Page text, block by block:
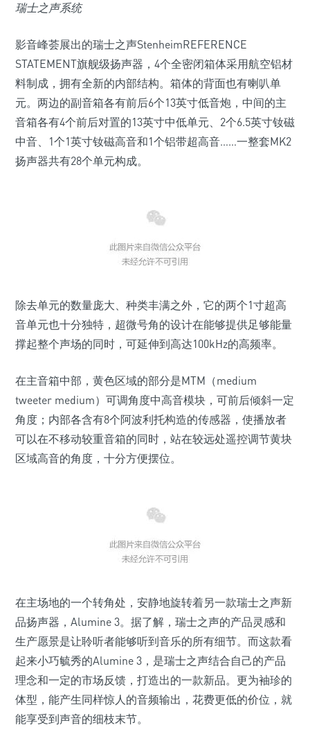
瑞士之声系统
影音峰荟展出的瑞士之声StenheimREFERENCE
STATEMENT旗舰级扬声器，4个全密闭箱体采用航空铝材
料制成，拥有全新的内部结构。箱体的背面也有喇叭单
元。两边的副音箱各有前后6个13英寸低音炮，中间的主
音箱各有4个前后对置的13英寸中低单元、2个6.5英寸钕磁
中音、1个1英寸钕磁高音和1个铝带超高音……一整套MK2
扬声器共有28个单元构成。
除去单元的数量庞大、种类丰满之外，它的两个1寸超高
音单元也十分独特，超微号角的设计在能够提供足够能量
撑起整个声场的同时，可延伸到高达100kHz的高频率。
在主音箱中部，黄色区域的部分是MTM（medium
tweeter medium）可调角度中高音模块，可前后倾斜一定
角度；内部各含有8个阿波利托构造的传感器，使播放者
可以在不移动较重音箱的同时，站在较远处遥控调节黄块
区域高音的角度，十分方便摆位。
在主场地的一个转角处，安静地旋转着另一款瑞士之声新
品扬声器，Alumine 3。据了解，瑞士之声的产品灵感和
生产愿景是让聆听者能够听到音乐的所有细节。而这款看
起来小巧毓秀的Alumine 3，是瑞士之声结合自己的产品
理念和一定的市场反馈，打造出的一款新品。更为袖珍的
体型，能产生同样惊人的音频输出，花费更低的价位，就
能享受到声音的细枝末节。